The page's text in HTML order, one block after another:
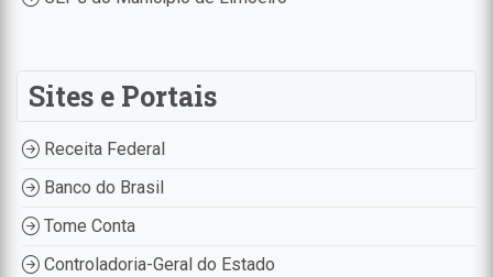
Sites e Portais
Receita Federal
Banco do Brasil
Tome Conta
Controladoria-Geral do Estado